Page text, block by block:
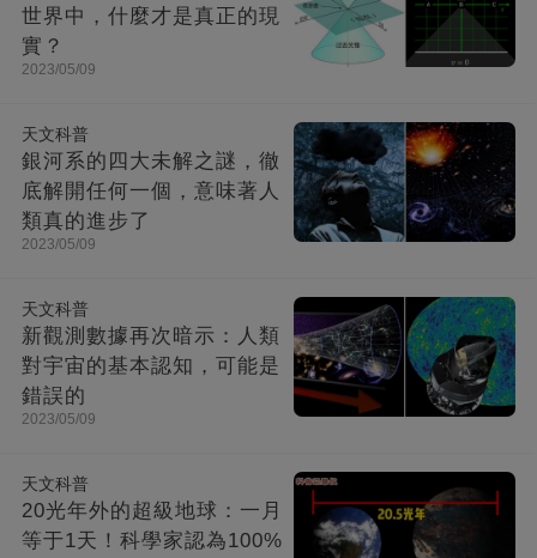
世界中，什麼才是真正的現
實？
2023/05/09
天文科普
銀河系的四大未解之謎，徹
底解開任何一個，意味著人
類真的進步了
2023/05/09
天文科普
新觀測數據再次暗示：人類
對宇宙的基本認知，可能是
錯誤的
2023/05/09
天文科普
20光年外的超級地球：一月
等于1天！科學家認為100%